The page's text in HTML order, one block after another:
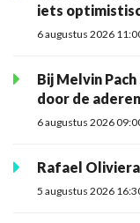
iets
6 augustus 2026
Bij Melvin
door de aderen
6 augustus 2026
Rafael
5 augustus 2026